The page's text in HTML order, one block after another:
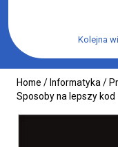
content
Kolejna
Home / Informatyka /
Sposoby na lepszy kod